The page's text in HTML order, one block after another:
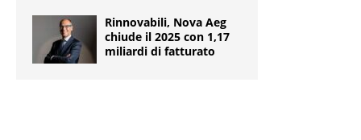
Rinnovabili, Nova Aeg
chiude il 2025 con 1,17
miliardi di fatturato